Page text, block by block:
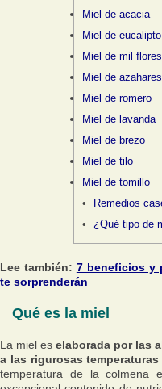
Miel de acacia
Miel de eucalipto
Miel de mil flores
Miel de azahares
Miel de romero
Miel de lavanda
Miel de brezo
Miel de tilo
Miel de tomillo
Remedios
¿Qué tipo de
Lee también: 7 beneficios y
te sorprenderán
Qué es la miel
La miel es elaborada por las
a las rigurosas
temperatura de la colmena